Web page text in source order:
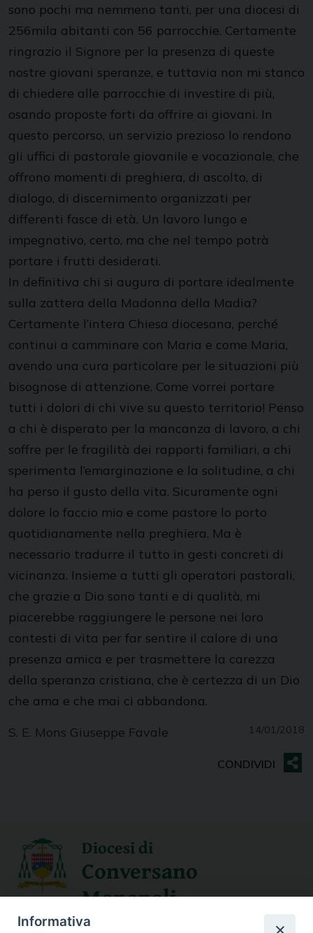
sono pochi ma nemmeno tanti, per una diocesi di
256mila abitanti con 56 parrocchie. Certamente
ringrazio il Signore per la presenza di queste
nostre giovani speranze, e tuttavia non mi stanco
di chiedere alle parrocchie di investire di più,
osando proposte forti da offrire ai giovani. In
questo percorso, un servizio prezioso lo rendono
gli uffici di pastorale giovanile e vocazionale, che
offrono momenti di preghiera, di ascolto, di
dialogo, di discernimento organizzati per
differenti fasce di età. Un lavoro lungo e
impegnativo, certo, ma che nel tempo potrà
portare i frutti desiderati.
In definitiva chi si augura di portare idealmente
sulla zattera della Madonna della Madia?
Certamente l’intera Chiesa diocesana, perché
continui a camminare con Maria e come Maria,
avendo una cura particolare per le situazioni più
bisognose di attenzione. Come vorrei portare
tutti i dolori di chi vive su questo territorio! Penso
a chi è disperato per la mancanza di lavoro, a chi
soffre per le fragilità dei rapporti familiari, a chi
sperimenta l’emarginazione e la solitudine, a chi
ha perso il gusto della vita. Sicuramente ogni
dolore lo faccio mio e come pastore lo porto
quotidianamente nella preghiera. Ma è
necessario tradurre il tutto in gesti concreti di
vicinanza. Insieme a tutti gli operatori pastorali,
che grazie a Dio sono tanti e di qualità, mi
piacerebbe raggiungere le persone nei loro
contesti di vita per far sentire il calore di una
presenza amica e per trasmettere la carezza
della speranza cristiana, che è certezza di un Dio
che ama e che mai ci abbandona.
14/01/2018
S. E. Mons Giuseppe Favale
Diocesi di
Conversano
Monopoli
Informativa